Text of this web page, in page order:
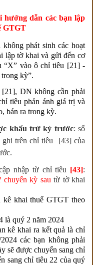
hướng dẫn các bạn lập
GTGT
phát sinh các hoạt
lập tờ khai và gửi đến cơ
“X” vào ô chỉ tiêu [21] -
kỳ”.
DN không cần phải
tiêu phản ánh giá trị và
bán ra trong kỳ.
khấu trừ kỳ trước:số
ghi trên chỉ tiêu [43] của
nhập từ chỉ tiêu [43]:
kỳ sautừ tờ khai
kê khai thuế GTGT theo
là quý 2 năm 2024
kê khai ra kết quả là chỉ
các bạn không phải
sẽ được chuyển sang chỉ
sang chỉ tiêu 22 của quý